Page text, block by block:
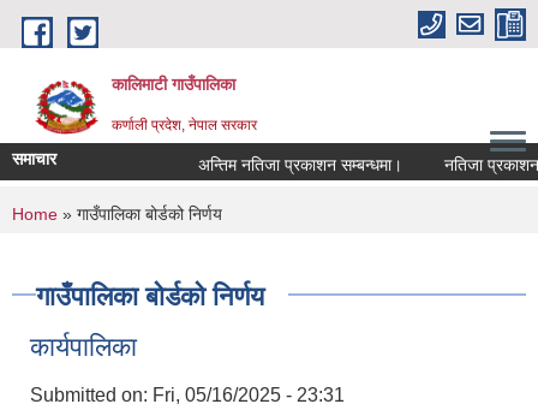
Skip to main content
कालिमाटी गाउँपालिका
कर्णाली प्रदेश, नेपाल सरकार
समाचार अन्तिम नतिजा प्रकाशन सम्बन्धमा। नतिजा प्रकाशन
You are here
Home » गाउँपालिका बोर्डको निर्णय
गाउँपालिका बोर्डको निर्णय
कार्यपालिका
Submitted on: Fri, 05/16/2025 - 23:31